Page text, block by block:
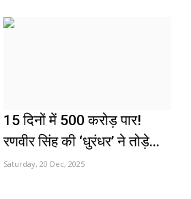
15 दिनों में 500 करोड़ पार!
रणवीर सिंह की ‘धुरंधर’ ने तोड़े...
Saturday, 20 Dec, 2025